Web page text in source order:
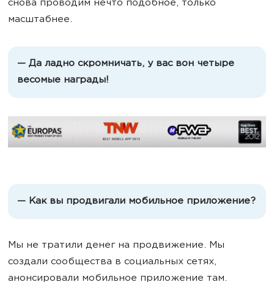
снова проводим нечто подобное, только
масштабнее.
— Да ладно скромничать, у вас вон четыре
весомые награды!
— Как вы продвигали мобильное приложение?
Мы не тратили денег на продвижение. Мы
создали сообщества в социальных сетях,
анонсировали мобильное приложение там.